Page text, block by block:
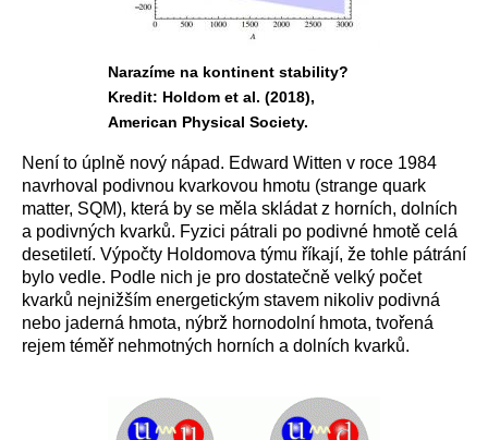
Narazíme na kontinent stability?
Kredit: Holdom et al. (2018),
American Physical Society.
Není to úplně nový nápad. Edward Witten v roce 1984
navrhoval podivnou kvarkovou hmotu (strange quark
matter, SQM), která by se měla skládat z horních, dolních
a podivných kvarků. Fyzici pátrali po podivné hmotě celá
desetiletí. Výpočty Holdomova týmu říkají, že tohle pátrání
bylo vedle. Podle nich je pro dostatečně velký počet
kvarků nejnižším energetickým stavem nikoliv podivná
nebo jaderná hmota, nýbrž hornodolní hmota, tvořená
rejem téměř nehmotných horních a dolních kvarků.